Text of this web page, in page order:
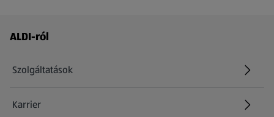
Láblécmenü - további linkek
ALDI-ról
Szolgáltatások
Karrier
(új oldalon nyílik meg)